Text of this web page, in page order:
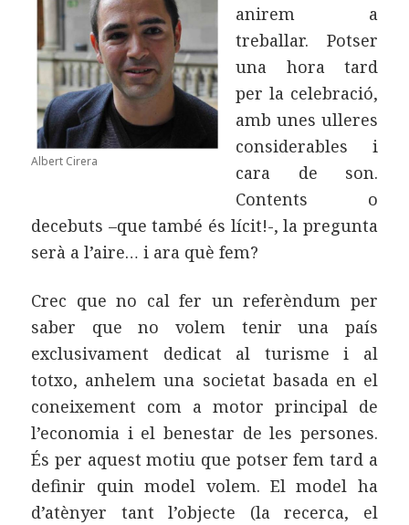
Albert Cirera
anirem a
treballar. Potser
una hora tard
per la celebració,
amb unes ulleres
considerables i
cara de son.
Contents o
decebuts –que també és lícit!-, la pregunta
serà a l’aire… i ara què fem?
Crec que no cal fer un referèndum per
saber que no volem tenir una país
exclusivament dedicat al turisme i al
totxo, anhelem una societat basada en el
coneixement com a motor principal de
l’economia i el benestar de les persones.
És per aquest motiu que potser fem tard a
definir quin model volem. El model ha
d’atènyer tant l’objecte (la recerca, el